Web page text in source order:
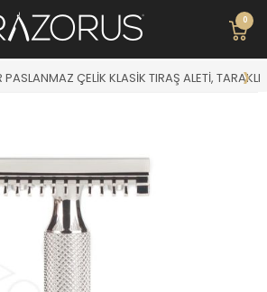
0
ÇELIK KLASIK TIRAŞ ALETI, TARAKLI